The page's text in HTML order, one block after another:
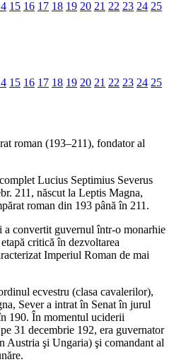
15 16 17 18 19 20 21 22 23 24 25
15 16 17 18 19 20 21 22 23 24 25
roman (193–211), fondator al
Lucius Septimius Severus
211, născut la Leptis Magna,
roman din 193 până în 211.
a convertit guvernul într-o monarhie
critică în dezvoltarea
Imperiul Roman de mai
ecvestru (clasa cavalerilor),
Sever a intrat în Senat în jurul
190. În momentul uciderii
31 decembrie 192, era guvernator
Austria şi Ungaria) şi comandant al